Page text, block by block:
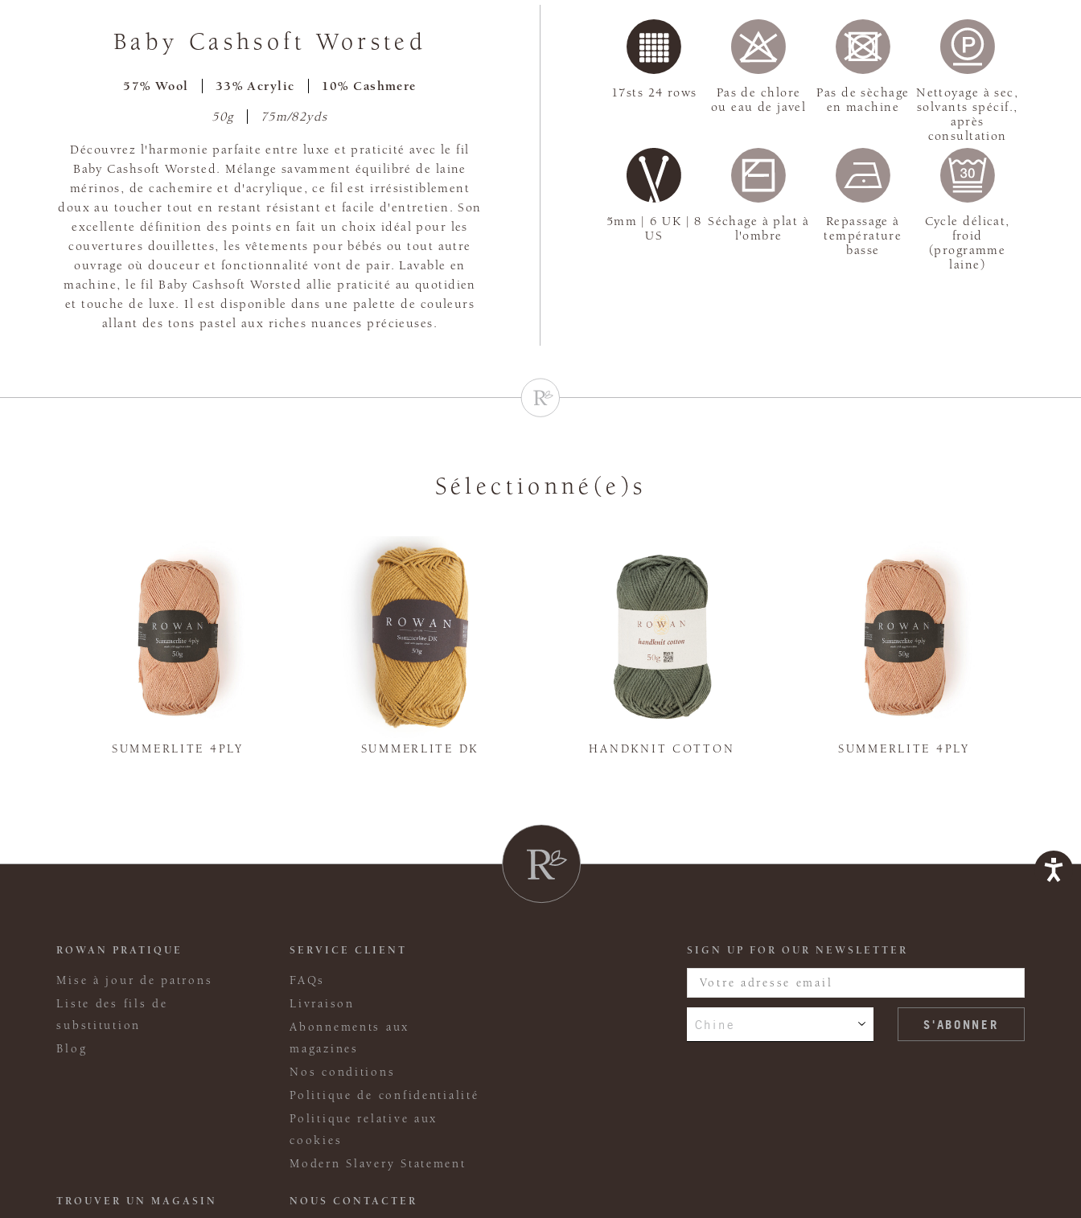
Baby Cashsoft Worsted
57% Wool 33% Acrylic 10% Cashmere
50g 75m/82yds
Découvrez l'harmonie parfaite entre luxe et praticité avec le fil
Baby Cashsoft Worsted. Mélange savamment équilibré de laine
mérinos, de cachemire et d'acrylique, ce fil est irrésistiblement
doux au toucher tout en restant résistant et facile d'entretien. Son
excellente définition des points en fait un choix idéal pour les
couvertures douillettes, les vêtements pour bébés ou tout autre
ouvrage où douceur et fonctionnalité vont de pair. Lavable en
machine, le fil Baby Cashsoft Worsted allie praticité au quotidien
et touche de luxe. Il est disponible dans une palette de couleurs
allant des tons pastel aux riches nuances précieuses.
5mm | 6 UK | 8
US
17sts 24 rows
Pas de chlore
ou eau de javel
Pas de sèchage
en machine
Nettoyage à sec,
solvants spécif.,
après
consultation
Séchage à plat à
l'ombre
Repassage à
température
basse
Cycle délicat,
froid
(programme
laine)
Sélectionné(e)s
SUMMERLITE 4PLY SUMMERLITE DK HANDKNIT COTTON SUMMERLITE 4PLY
ROWAN PRATIQUE
Mise à jour de patrons
Liste des fils de
substitution
Blog
SERVICE CLIENT
FAQs
Livraison
Abonnements aux
magazines
Nos conditions
Politique de confidentialité
Politique relative aux
cookies
Modern Slavery Statement
TROUVER UN MAGASIN NOUS CONTACTER
SIGN UP FOR OUR NEWSLETTER
Chine